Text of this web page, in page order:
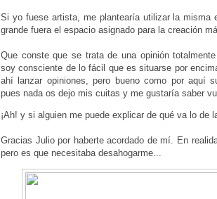
Si yo fuese artista, me plantearía utilizar la misma
grande fuera el espacio asignado para la creación
Que conste que se trata de una opinión
soy consciente de lo fácil que es situarse por
ahí lanzar opiniones, pero bueno como por aquí
pues nada os dejo mis cuitas y me gustaría saber
¡Ah! y si alguien me puede explicar de qué va lo de
Gracias Julio por haberte acordado de mí. En
pero es que necesitaba desahogarme...